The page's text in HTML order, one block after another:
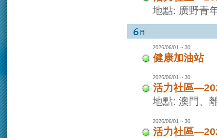
地點: 廣野青
2026/06/01 ~ 30
健康加油站
2026/06/01 ~ 30
活力社區
地點: 澳門、
2026/06/01 ~ 30
活力社區